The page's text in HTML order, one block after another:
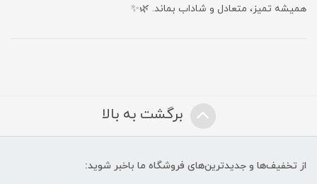
همیشه تمیز، متعادل و شاداب بماند. 🌿✨
برگشت به بالا
از تخفیف‌ها و جدیدترین‌های فروشگاه ما باخبر شوید: